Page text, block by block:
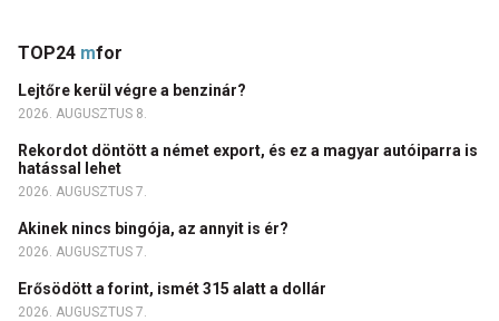
TOP24 mfor
Lejtőre kerül végre a benzinár?
2026. AUGUSZTUS 8.
Rekordot döntött a német export, és ez a magyar autóiparra is
hatással lehet
2026. AUGUSZTUS 7.
Akinek nincs bingója, az annyit is ér?
2026. AUGUSZTUS 7.
Erősödött a forint, ismét 315 alatt a dollár
2026. AUGUSZTUS 7.